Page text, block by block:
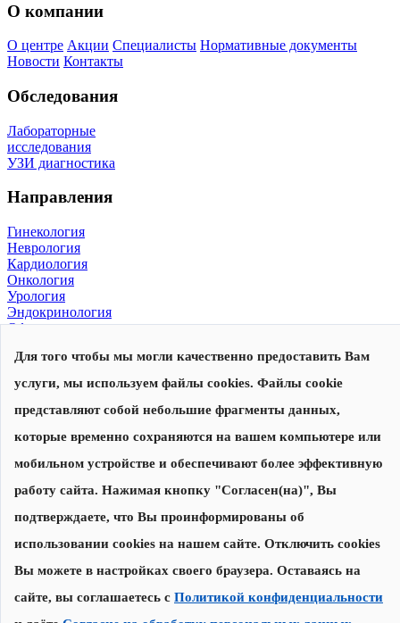
О компании
О центре Акции Специалисты Нормативные документы
Новости Контакты
Обследования
Лабораторные
исследования
УЗИ диагностика
Направления
Гинекология
Неврология
Кардиология
Онкология
Урология
Эндокринология
Офтальмология
© 2026, Центр современной медицины
согласие на обработку
персональных данных
Сделано в
Запишитесь на прием
времени приема
Записаться на прием
Политикой конфиденциальностиидаю согласие на обработку
персональных данных
Для того чтобы мы могли качественно предоставить Вам
услуги, мы используем файлы cookies. Файлы cookie
представляют собой небольшие фрагменты данных,
которые временно сохраняются на вашем компьютере или
мобильном устройстве и обеспечивают более эффективную
работу сайта. Нажимая кнопку "Согласен(на)", Вы
подтверждаете, что Вы проинформированы об
использовании cookies на нашем сайте. Отключить cookies
Вы можете в настройках своего браузера. Оставаясь на
сайте, вы соглашаетесь с Политикой конфиденциальности